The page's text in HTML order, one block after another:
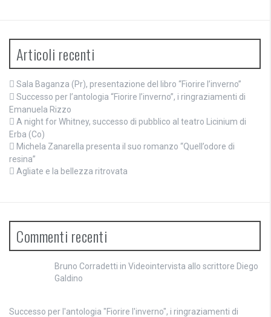
Articoli recenti
Sala Baganza (Pr), presentazione del libro “Fiorire l’inverno”
Successo per l’antologia “Fiorire l’inverno”, i ringraziamenti di
Emanuela Rizzo
A night for Whitney, successo di pubblico al teatro Licinium di
Erba (Co)
Michela Zanarella presenta il suo romanzo “Quell’odore di
resina”
Agliate e la bellezza ritrovata
Commenti recenti
Bruno Corradetti in Videointervista allo scrittore Diego
Galdino
Successo per l'antologia "Fiorire l'inverno", i ringraziamenti di